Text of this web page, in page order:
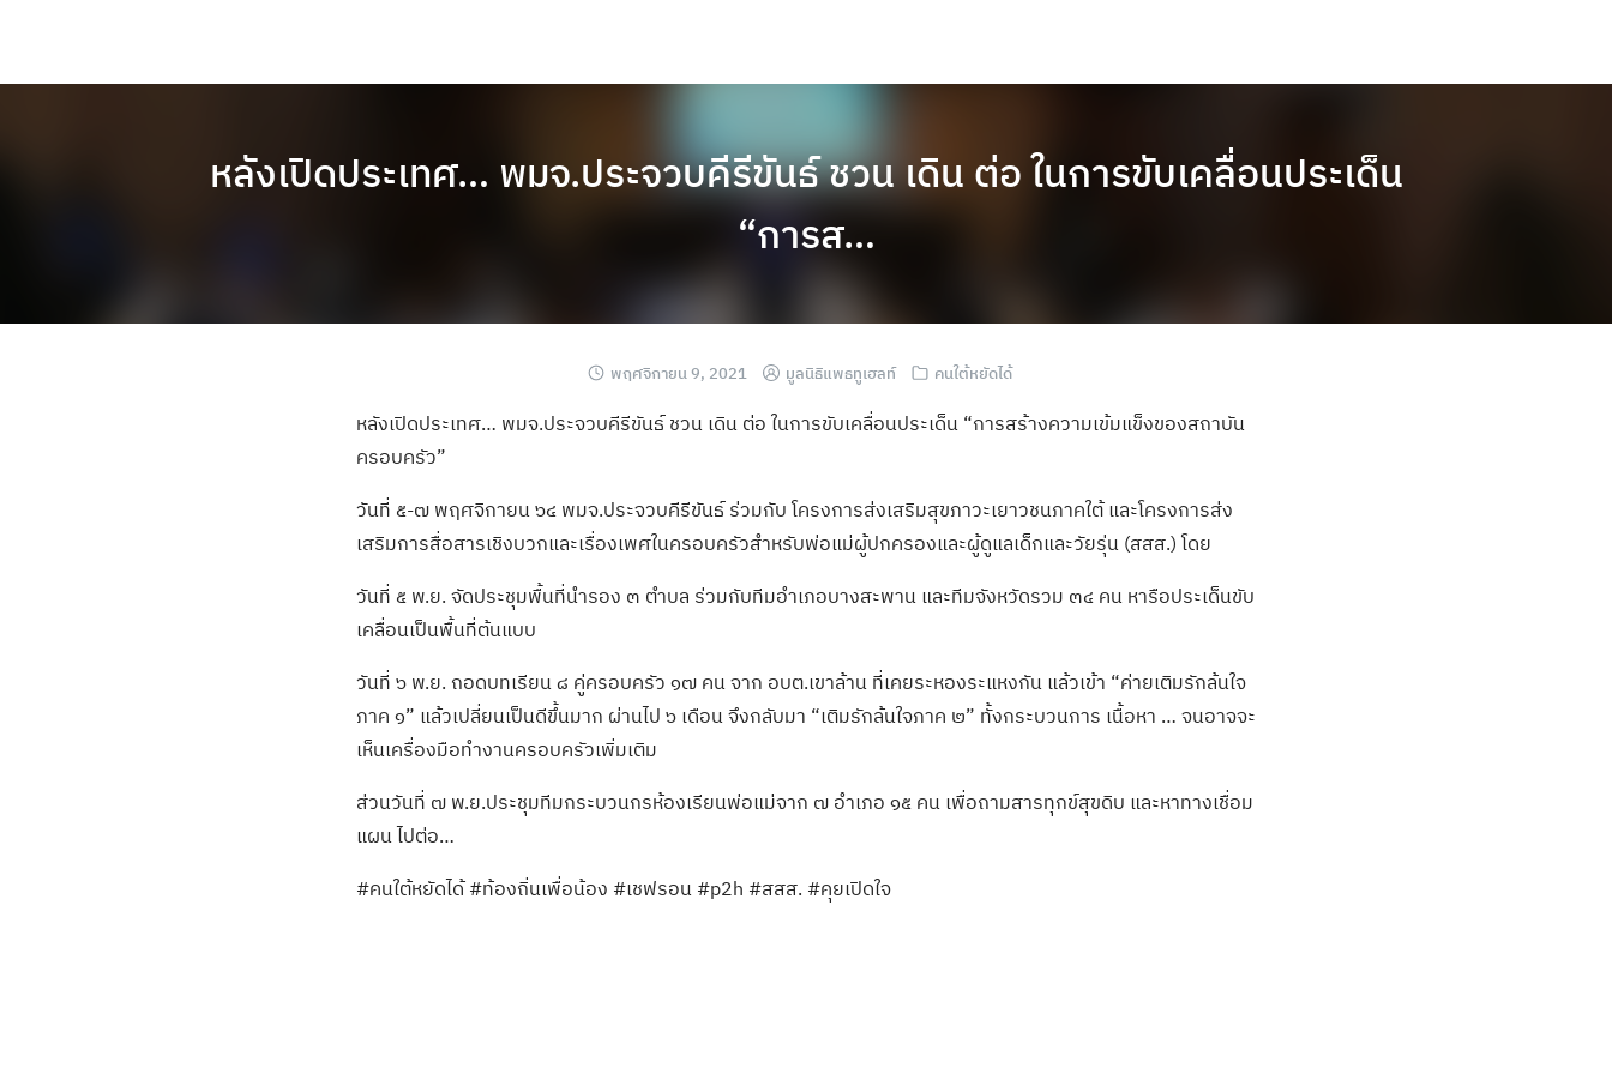
หลังเปิดประเทศ… พมจ.ประจวบคีรีขันธ์ ชวน เดิน ต่อ ในการขับเคลื่อนประเด็น
“การส…
พฤศจิกายน 9, 2021 มูลนิธิแพธทูเฮลท์ คนใต้หยัดได้
หลังเปิดประเทศ… พมจ.ประจวบคีรีขันธ์ ชวน เดิน ต่อ ในการขับเคลื่อนประเด็น “การสร้างความเข้มแข็งของสถาบัน
ครอบครัว”
วันที่ ๕-๗ พฤศจิกายน ๖๔ พมจ.ประจวบคีรีขันธ์ ร่วมกับ โครงการส่งเสริมสุขภาวะเยาวชนภาคใต้ และโครงการส่ง
เสริมการสื่อสารเชิงบวกและเรื่องเพศในครอบครัวสำหรับพ่อแม่ผู้ปกครองและผู้ดูแลเด็กและวัยรุ่น (สสส.) โดย
วันที่ ๕ พ.ย. จัดประชุมพื้นที่นำรอง ๓ ตำบล ร่วมกับทีมอำเภอบางสะพาน และทีมจังหวัดรวม ๓๔ คน หารือประเด็นขับ
เคลื่อนเป็นพื้นที่ต้นแบบ
วันที่ ๖ พ.ย. ถอดบทเรียน ๘ คู่ครอบครัว ๑๗ คน จาก อบต.เขาล้าน ที่เคยระหองระแหงกัน แล้วเข้า “ค่ายเติมรักล้นใจ
ภาค ๑” แล้วเปลี่ยนเป็นดีขึ้นมาก ผ่านไป ๖ เดือน จึงกลับมา “เติมรักล้นใจภาค ๒” ทั้งกระบวนการ เนื้อหา … จนอาจจะ
เห็นเครื่องมือทำงานครอบครัวเพิ่มเติม
ส่วนวันที่ ๗ พ.ย.ประชุมทีมกระบวนกรห้องเรียนพ่อแม่จาก ๗ อำเภอ ๑๕ คน เพื่อถามสารทุกข์สุขดิบ และหาทางเชื่อม
แผน ไปต่อ…
#คนใต้หยัดได้ #ท้องถิ่นเพื่อน้อง #เชฟรอน #p2h #สสส. #คุยเปิดใจ